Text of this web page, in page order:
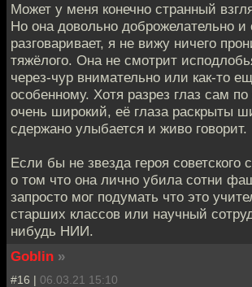
Может у меня конечно странный
Но она довольно доброжелательно и
разговаривает, я не вижу ничего
тяжёлого. Она не смотрит
через-чур внимательно или как-то
особенному. Хотя разрез глаз сам
очень широкий, её глаза раскрыты
сдержано улыбается и живо говорит.
Если бы не звезда героя советского
о том что она лично убила сотни
запросто мог подумать что это
старших классов или научный
нибудь НИИ.
Goblin »
#16 | 06.03.21 15:10